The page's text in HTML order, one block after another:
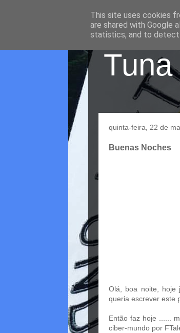
quinta-feira, 22 de
Buenas Noches
Olá, boa noite,
queria escrever este
Então faz hoje ......
ciber-mundo por
This site uses cookies
are shared with Google
statistics, and to detect